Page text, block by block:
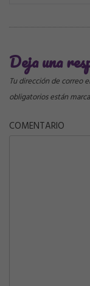
correos
Deja una
Tu dirección de correo
obligatorios están
COMENTARIO